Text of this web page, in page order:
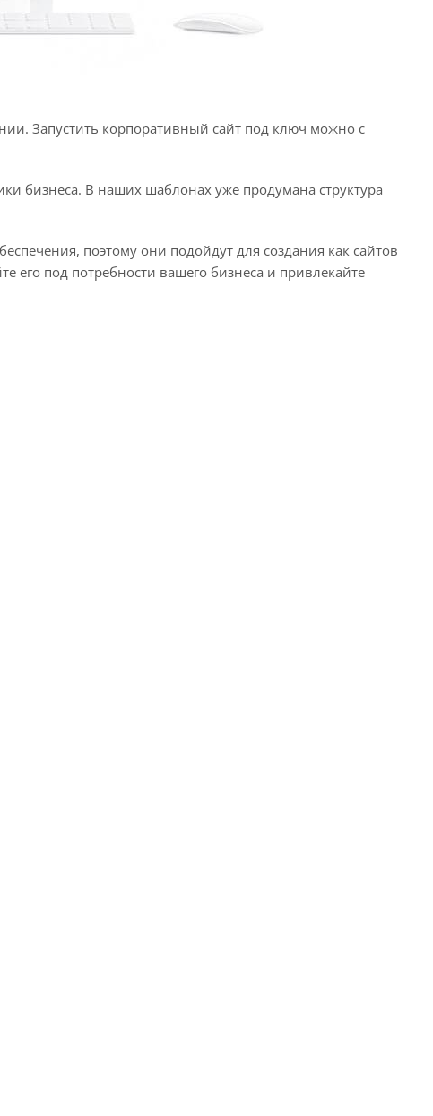
Запустить корпоративный сайт под ключ можно с
бизнеса. В наших шаблонах уже продумана структура
поэтому они подойдут для создания как сайтов
его под потребности вашего бизнеса и привлекайте